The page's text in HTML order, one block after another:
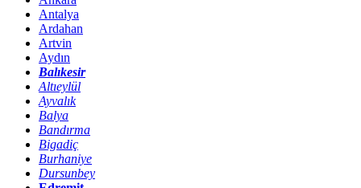
Antalya
Ardahan
Artvin
Aydın
Balıkesir
Altıeylül
Ayvalık
Balya
Bandırma
Bigadiç
Burhaniye
Dursunbey